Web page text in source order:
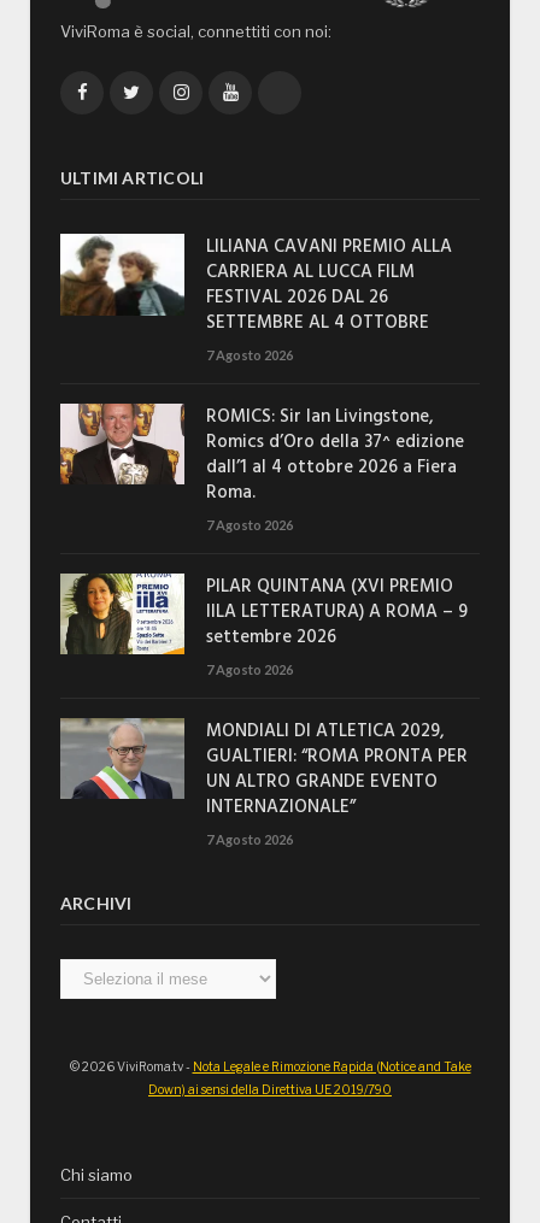
ViviRoma è social, connettiti con noi:
FacebookTwitterInstagramYouTube
ULTIMI ARTICOLI
LILIANA CAVANI PREMIO ALLA
CARRIERA AL LUCCA FILM
FESTIVAL 2026 DAL 26
SETTEMBRE AL 4 OTTOBRE
7 Agosto 2026
ROMICS: Sir Ian Livingstone,
Romics d’Oro della 37^ edizione
dall’1 al 4 ottobre 2026 a Fiera
Roma.
7 Agosto 2026
PILAR QUINTANA (XVI PREMIO
IILA LETTERATURA) A ROMA – 9
settembre 2026
7 Agosto 2026
MONDIALI DI ATLETICA 2029,
GUALTIERI: “ROMA PRONTA PER
UN ALTRO GRANDE EVENTO
INTERNAZIONALE”
7 Agosto 2026
ARCHIVI
Archivi
© 2026 ViviRoma.tv - Nota Legale e Rimozione Rapida (Notice and Take
Down) ai sensi della Direttiva UE 2019/790
Chi siamo